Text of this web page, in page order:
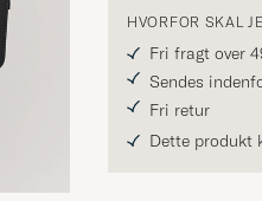
HVORFOR SKAL
Fri fragt over
Sendes
Fri retur
Dette produkt